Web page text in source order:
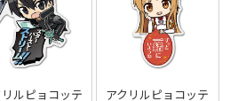
ルピョコッテ
アクリルピョコッテ